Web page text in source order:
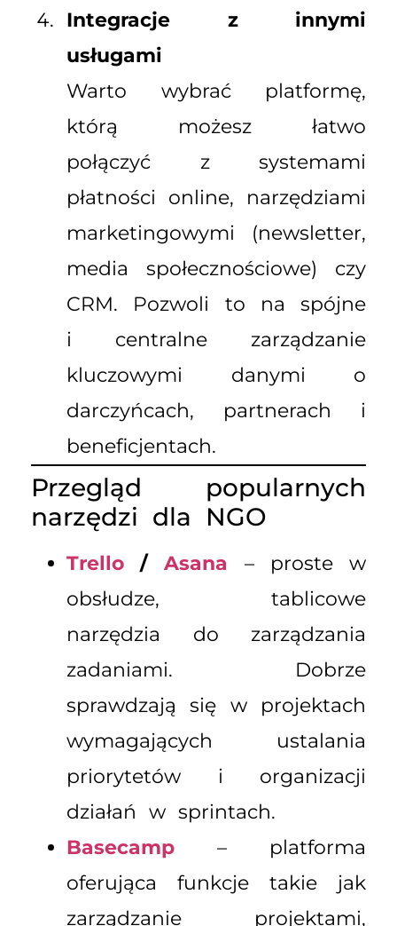
Integracje z innymi
usługami
Warto wybrać platformę,
którą możesz łatwo
połączyć z systemami
płatności online, narzędziami
marketingowymi (newsletter,
media społecznościowe) czy
CRM. Pozwoli to na spójne
i centralne zarządzanie
kluczowymi danymi o
darczyńcach, partnerach i
beneficjentach.
Przegląd popularnych
narzędzi dla NGO
Trello/Asana
– proste w
obsłudze, tablicowe
narzędzia do zarządzania
zadaniami. Dobrze
sprawdzają się w projektach
wymagających ustalania
priorytetów i organizacji
działań w sprintach.
Basecamp
– platforma
oferująca funkcje takie jak
zarządzanie projektami,